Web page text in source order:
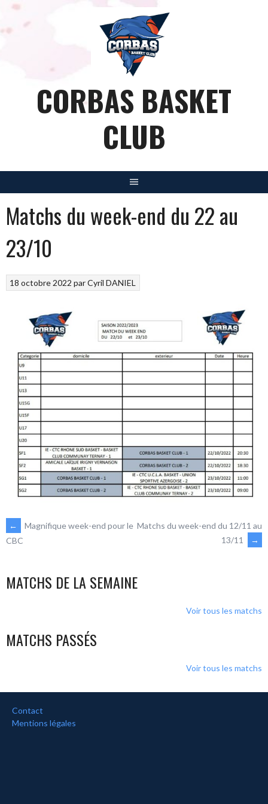
Aller
contenu
CORBAS BASKET
CLUB
Matchs du week-end du 22 au
23/10
18 octobre 2022 parCyril DANIEL
NAVIGATION
ARTICLES
←
Magnifique week-end pour le
CBC
Matchs du week-end du 12/11 au
13/11
→
MATCHS DE LA SEMAINE
Voir tous les matchs
MATCHS PASSÉS
Voir tous les matchs
Contact
Mentions légales